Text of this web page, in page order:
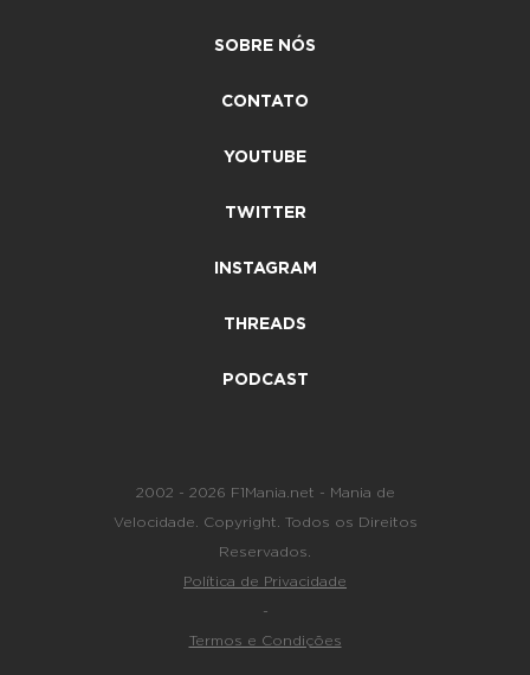
SOBRE NÓS
CONTATO
YOUTUBE
TWITTER
INSTAGRAM
THREADS
PODCAST
2002 - 2026 F1Mania.net - Mania de
Velocidade. Copyright. Todos os Direitos
Reservados.
Política de Privacidade
-
Termos e Condições